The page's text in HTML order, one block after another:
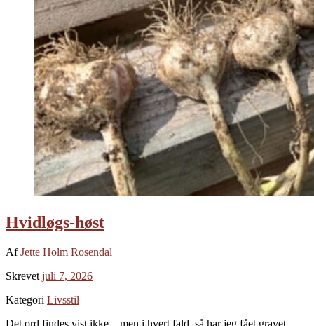
Hvidløgs-høst
AfJette Holm Rosendal
Skrevet juli 7, 2026
Kategori Livsstil